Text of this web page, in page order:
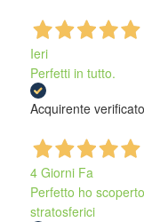
Ieri
Perfetti in tutto.
Acquirente verificato
4 Giorni Fa
Perfetto ho
stratosferici